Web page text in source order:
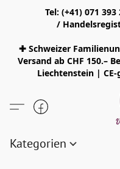
Tel: (+41) 071
/
✚ Schweizer
Versand ab CHF 150.–
Liechtenstein |
Kategorien